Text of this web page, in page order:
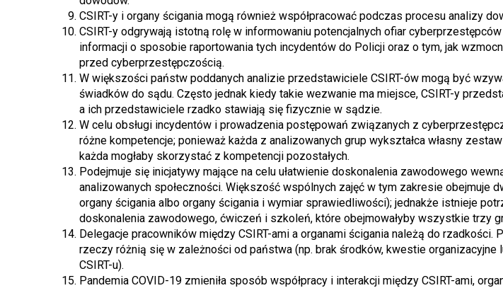
CSIRT-y i organy ścigania mogą również współpracować podczas procesu analizy
CSIRT-y odgrywają istotną rolę w informowaniu potencjalnych ofiar
informacji o sposobie raportowania tych incydentów do Policji oraz o tym, jak
przed cyberprzestępczością.
W większości państw poddanych analizie przedstawiciele CSIRT-ów mogą być
świadków do sądu. Często jednak kiedy takie wezwanie ma miejsce, CSIRT-y
a ich przedstawiciele rzadko stawiają się fizycznie w sądzie.
W celu obsługi incydentów i prowadzenia postępowań związanych z
różne kompetencje; ponieważ każda z analizowanych grup wykształca własny
każda mogłaby skorzystać z kompetencji pozostałych.
Podejmuje się inicjatywy mające na celu ułatwienie doskonalenia zawodowego
analizowanych społeczności. Większość wspólnych zajęć w tym zakresie obejmuje
organy ścigania albo organy ścigania i wymiar sprawiedliwości); jednakże istnieje
doskonalenia zawodowego, ćwiczeń i szkoleń, które obejmowałyby wszystkie trzy
Delegacje pracowników między CSIRT-ami a organami ścigania należą do rzadkości.
rzeczy różnią się w zależności od państwa (np. brak środków, kwestie organizacyjne
CSIRT-u).
Pandemia COVID-19 zmieniła sposób współpracy i interakcji między CSIRT-ami,